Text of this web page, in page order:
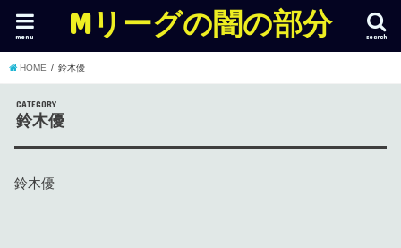
Mリーグの闇の部分 search
menu
HOME 鈴木優
CATEGORY
鈴木優
鈴木優